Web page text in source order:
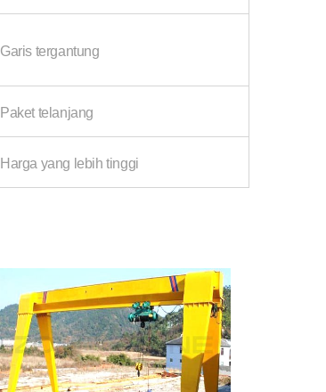
Garis tergantung
Paket telanjang
Harga yang lebih tinggi